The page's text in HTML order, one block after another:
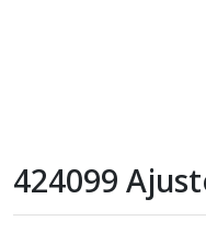
424099